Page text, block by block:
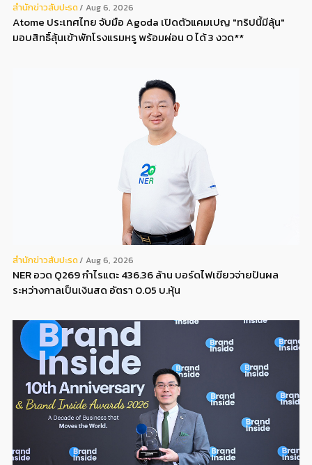
สํานักข่าวสับปะรด Aug 6, 2026
Atome ประเทศไทย จับมือ Agoda เปิดตัวแคมเปญ "ทริปนี้มีลุ้น"
มอบสิทธิ์ลุ้นเข้าพักโรงแรมหรู พร้อมผ่อน 0 ได้ 3 งวด**
สํานักข่าวสับปะรด Aug 6, 2026
NER อวด Q269 กำไรแตะ 436.36 ล้าน บอร์ดไฟเขียวจ่ายปันผล
ระหว่างกาลเป็นเงินสด อัตรา 0.05 บ.หุ้น